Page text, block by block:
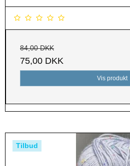
84,00 DKK
75,00 DKK
Vis produkt
Tilbud